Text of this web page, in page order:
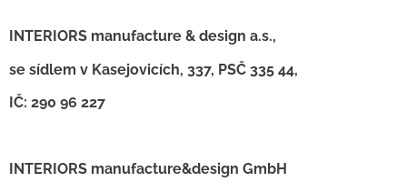
INTERIORS manufacture & design a.s.,
se sídlem v Kasejovicích, 337, PSČ 335 44,
IČ: 290 96 227
INTERIORS manufacture&design GmbH